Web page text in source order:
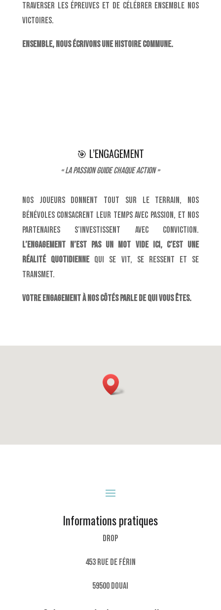
traverser les épreuves et de célébrer ensemble nos
victoires.
Ensemble, nous écrivons une histoire commune.
🎯 L’ENGAGEMENT
« La passion guide chaque action »
Nos joueurs donnent tout sur le terrain, nos
bénévoles consacrent leur temps avec passion, et nos
partenaires s’investissent avec conviction.
L’engagement n’est pas un mot vide ici, c’est une
réalité quotidiennequi se vit, se ressent et se
transmet.
Votre engagement à nos côtés parle de qui vous êtes.
Informations pratiques
DROP
453 rue de Férin
59500 Douai